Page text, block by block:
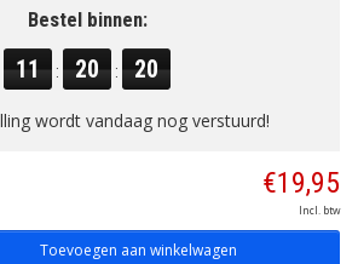
Bestel binnen:
11 : 20 : 20
wordt vandaag nog verstuurd!
€19,95
Incl. btw
Toevoegen aan winkelwagen